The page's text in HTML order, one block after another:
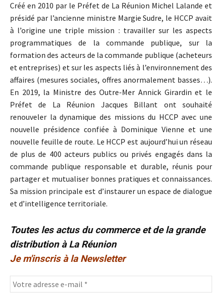
Créé en 2010 par le Préfet de La Réunion Michel Lalande et
présidé par l’ancienne ministre Margie Sudre, le HCCP avait
à l’origine une triple mission : travailler sur les aspects
programmatiques de la commande publique, sur la
formation des acteurs de la commande publique (acheteurs
et entreprises) et sur les aspects liés à l’environnement des
affaires (mesures sociales, offres anormalement basses…).
En 2019, la Ministre des Outre-Mer Annick Girardin et le
Préfet de La Réunion Jacques Billant ont souhaité
renouveler la dynamique des missions du HCCP avec une
nouvelle présidence confiée à Dominique Vienne et une
nouvelle feuille de route. Le HCCP est aujourd’hui un réseau
de plus de 400 acteurs publics ou privés engagés dans la
commande publique responsable et durable, réunis pour
partager et mutualiser bonnes pratiques et connaissances.
Sa mission principale est d’instaurer un espace de dialogue
et d’intelligence territoriale.
Toutes les actus du commerce et de la grande
distribution à La Réunion
Je m'inscris à la Newsletter